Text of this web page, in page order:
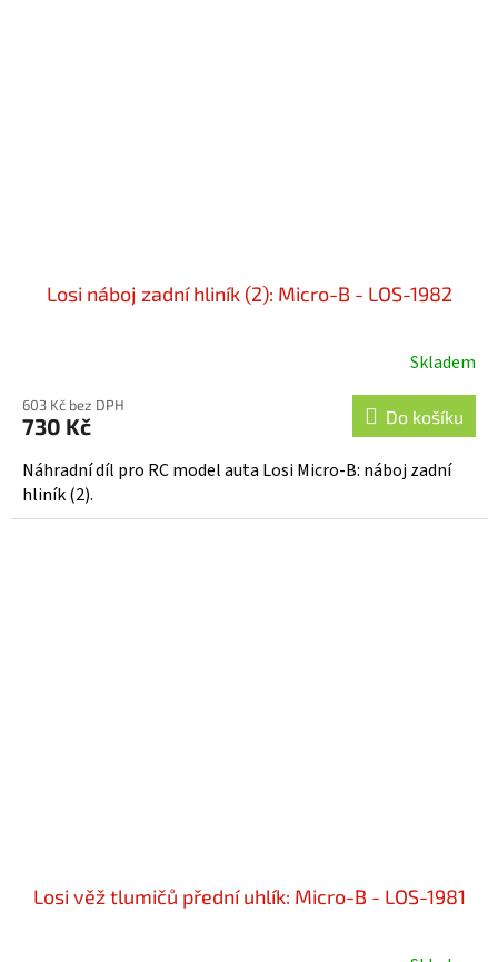
Losi náboj zadní hliník (2): Micro-B - LOS-1982
Skladem
603 Kč bez DPH
730 Kč Do košíku
Náhradní díl pro RC model auta Losi Micro-B: náboj zadní
hliník (2).
Losi věž tlumičů přední uhlík: Micro-B - LOS-1981